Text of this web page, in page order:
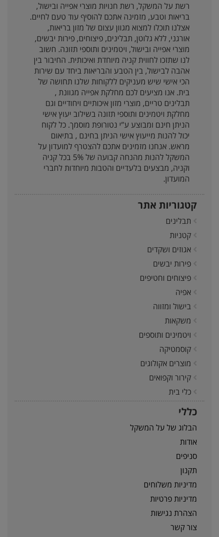
רשת על המשקל, רשת חנויות מוצרי אפייה ובישול,
בריאות וטבע, מזמינה אתכם להוסיף עוד טעם לחיים.
אצלנו תוכלו למצוא מגוון עצום של מזון בריאות,
אורגני, ללא גלוטן, תבלינים, פיצוחים, פירות יבשים,
מוצרי אפייה ובישול, ויטמינים ותוספי תזונה. חשוב
לנו שתזכו לחווית קניה מיוחדת ואיכותית. החיבור בין
אהבה לבישול, בין הטבע והבריאות ביחד עם שירות
הכי אישי שיש מעניקים ללקוחות שלנו תחושה של
בית. אנו מציעים לכם מחלקת אפייה מגוונת ,
תבלינים טריים, מוצרי מזון איכותיים ויחודיים וגם
מחלקת ויטמינים ותוספי תזונה בשילוב יעוץ אישי
הניתן חינם ומבוצע ע”י נטורופת מוסמך. כל לקוח
יכול להנות מייעוץ אישי הניתן בחינם , בתיאום
מראש. אנחנו מזמינים אתכם להצטרף למועדון על
המשקל להנות מהנחה קבועה של 5% בכל קניה
וקניה, מבצעים בלעדיים והטבות מיוחדות לחברי
המועדון.
קטגוריות אתר
תבלינים
קטניות
אגוזים ושקדים
פירות יבשים
פיצוחים וחטיפים
אפיה
בישול ומזווה
משקאות
ויטמינים ותוספים
קוסמטיקה
מוצרים אקולוגים
קירור וקפואים
כלי בית
כללי
הבלוג של על המשקל
אודות
סניפים
תקנון
מדיניות משלוחים
מדיניות פרטיות
הצהרת נגישות
צור קשר